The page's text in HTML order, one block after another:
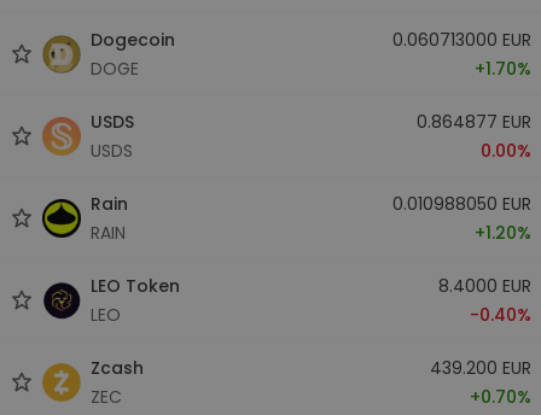
Dogecoin
DOGE
0.060713000 EUR
+1.70%
USDS
USDS
0.864877 EUR
0.00%
Rain
RAIN
0.010988050 EUR
+1.20%
LEO Token
LEO
8.4000 EUR
-0.40%
Zcash
ZEC
439.200 EUR
+0.70%